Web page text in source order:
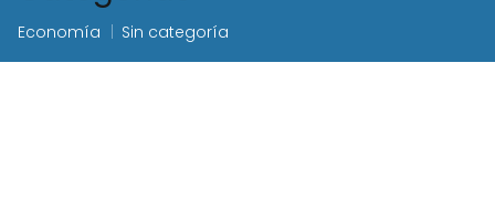
Economía Sin categoría